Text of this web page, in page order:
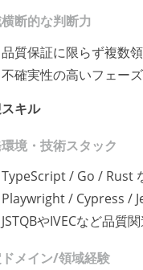
断的な判断力
品質保証に限らず複数
不確実性の高いフェー
キル
境・技術スタック
TypeScript / Go / Rust
Playwright / Cypress /
JSTQBやIVECなど品質
メイン/領域経験